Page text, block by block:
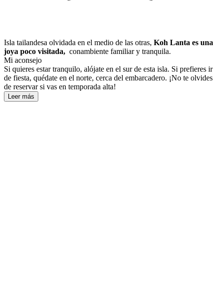
Isla tailandesa olvidada en el medio de las otras, Koh Lanta es una
joya poco visitada, conambiente familiar y tranquila.
Mi aconsejo
Si quieres estar tranquilo, alójate en el sur de esta isla. Si prefieres ir
de fiesta, quédate en el norte, cerca del embarcadero. ¡No te olvides
de reservar si vas en temporada alta!
Leer más